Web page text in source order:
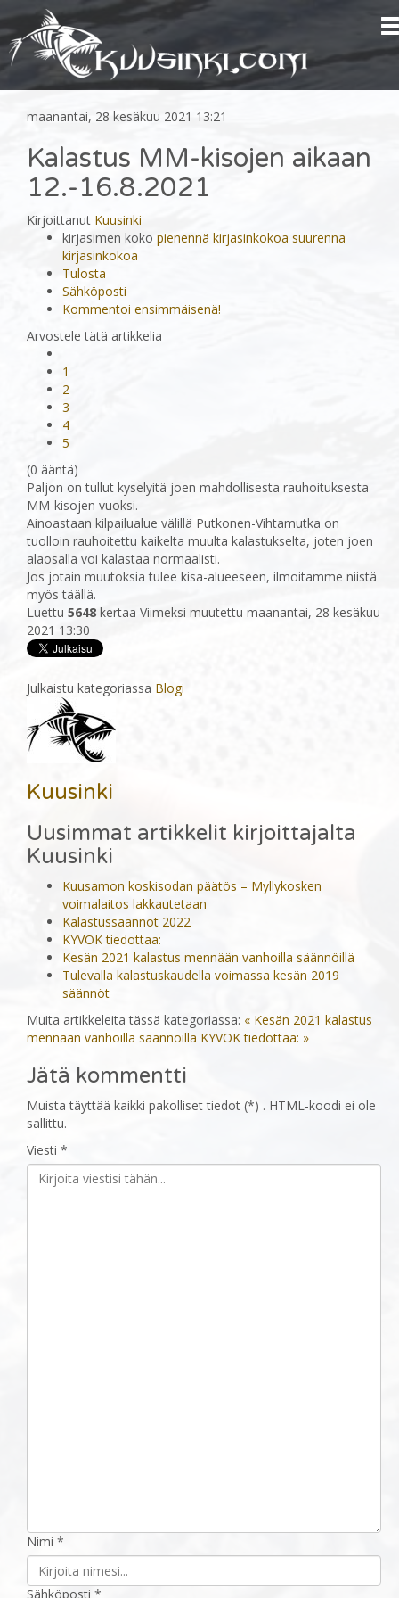
maanantai, 28 kesäkuu 2021 13:21
Kalastus MM-kisojen aikaan
12.-16.8.2021
Kirjoittanut Kuusinki
kirjasimen koko pienennä kirjasinkokoa suurenna
kirjasinkokoa
Tulosta
Sähköposti
Kommentoi ensimmäisenä!
Arvostele tätä artikkelia
1
2
3
4
5
(0 ääntä)
Paljon on tullut kyselyitä joen mahdollisesta rauhoituksesta
MM-kisojen vuoksi.
Ainoastaan kilpailualue välillä Putkonen-Vihtamutka on
tuolloin rauhoitettu kaikelta muulta kalastukselta, joten joen
alaosalla voi kalastaa normaalisti.
Jos jotain muutoksia tulee kisa-alueeseen, ilmoitamme niistä
myös täällä.
Luettu 5648 kertaa Viimeksi muutettu maanantai, 28 kesäkuu
2021 13:30
Julkaistu kategoriassa Blogi
Kuusinki
Uusimmat artikkelit kirjoittajalta
Kuusinki
Kuusamon koskisodan päätös – Myllykosken
voimalaitos lakkautetaan
Kalastussäännöt 2022
KYVOK tiedottaa:
Kesän 2021 kalastus mennään vanhoilla säännöillä
Tulevalla kalastuskaudella voimassa kesän 2019
säännöt
Muita artikkeleita tässä kategoriassa: « Kesän 2021 kalastus
mennään vanhoilla säännöillä KYVOK tiedottaa: »
Jätä kommentti
Muista täyttää kaikki pakolliset tiedot (*) . HTML-koodi ei ole
sallittu.
Viesti *
Nimi *
Sähköposti *